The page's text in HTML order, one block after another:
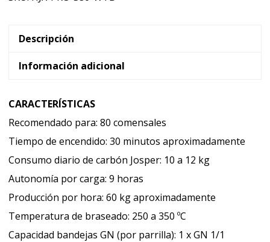
HJX-
S80-
cantidad
Descripción
Información adicional
CARACTERÍSTICAS
Recomendado para: 80 comensales
Tiempo de encendido: 30 minutos aproximadamente
Consumo diario de carbón Josper: 10 a 12 kg
Autonomía por carga: 9 horas
Producción por hora: 60 kg aproximadamente
Temperatura de braseado: 250 a 350 ºC
Capacidad bandejas GN (por parrilla): 1 x GN 1/1